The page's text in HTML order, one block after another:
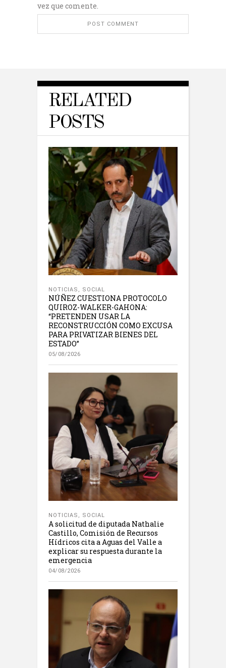
vez que comente.
RELATED
POSTS
NOTICIAS , SOCIAL
NÚÑEZ CUESTIONA PROTOCOLO
QUIROZ-WALKER-GAHONA:
“PRETENDEN USAR LA
RECONSTRUCCIÓN COMO EXCUSA
PARA PRIVATIZAR BIENES DEL
ESTADO”
05/08/2026
NOTICIAS , SOCIAL
A solicitud de diputada Nathalie
Castillo, Comisión de Recursos
Hídricos cita a Aguas del Valle a
explicar su respuesta durante la
emergencia
04/08/2026